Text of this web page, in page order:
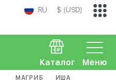
RU $ (USD)
Меню
Каталог
МАГРИБ ИША